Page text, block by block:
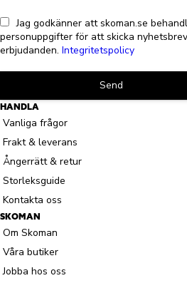
Jag godkänner att skoman.se
personuppgifter för att skicka
erbjudanden. Integritetspolicy
Send
HANDLA
Vanliga frågor
Frakt & leverans
Ångerrätt & retur
Storleksguide
Kontakta oss
SKOMAN
Om Skoman
Våra butiker
Jobba hos oss